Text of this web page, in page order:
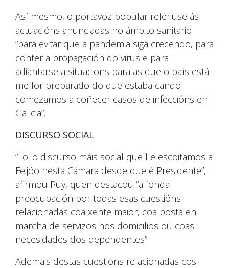
Así mesmo, o portavoz popular referiuse ás
actuacións anunciadas no ámbito sanitario
“para evitar que a pandemia siga crecendo, para
conter a propagación do virus e para
adiantarse a situacións para as que o país está
mellor preparado do que estaba cando
comezamos a coñecer casos de infeccións en
Galicia”.
DISCURSO SOCIAL
“Foi o discurso máis social que lle escoitamos a
Feijóo nesta Cámara desde que é Presidente”,
afirmou Puy, quen destacou “a fonda
preocupación por todas esas cuestións
relacionadas coa xente maior, coa posta en
marcha de servizos nos domicilios ou coas
necesidades dos dependentes”.
Ademais destas cuestións relacionadas cos